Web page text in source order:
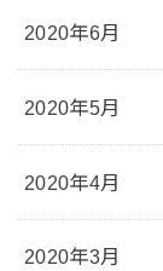
2020年6月
2020年5月
2020年4月
2020年3月